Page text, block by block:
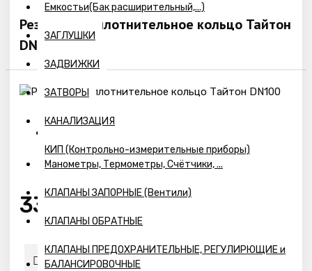
Емкостьи(Бак расширительный,...)
ЗАГЛУШКИ
ЗАДВИЖКИ
ЗАТВОРЫ
КАНАЛИЗАЦИЯ
КИП (Контрольно-измерительные приборы)
Манометры, Термометры, Счётчики, ...
КЛАПАНЫ ЗАПОРНЫЕ (Вентили)
КЛАПАНЫ ОБРАТНЫЕ
КЛАПАНЫ ПРЕДОХРАНИТЕЛЬНЫЕ, РЕГУЛИРЮЩИЕ и
БАЛАНСИРОВОЧНЫЕ
Резиновое уплотнительное кольцо Тайтон
DN100
Наличие:
Предзаказ
331р.